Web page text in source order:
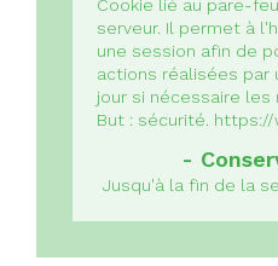
Cookie lié au pare-
serveur. Il permet à
une session afin de
actions réalisées par
jour si nécessaire
But : sécurité. https://
Jusqu'à la fin de la